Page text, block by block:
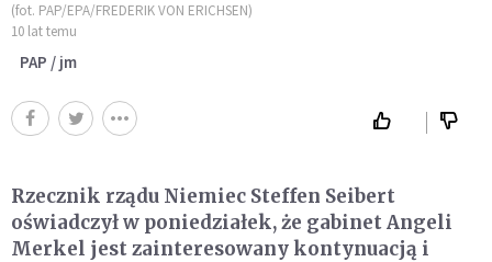
(fot. PAP/EPA/FREDERIK VON ERICHSEN)
10 lat temu
PAP / jm
Rzecznik rządu Niemiec Steffen Seibert
oświadczył w poniedziałek, że gabinet Angeli
Merkel jest zainteresowany kontynuacją i